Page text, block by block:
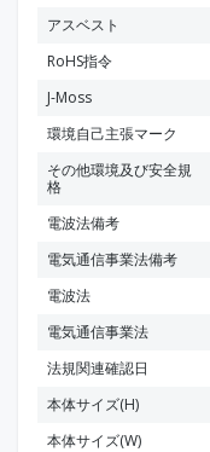
アスベスト
RoHS指令
J-Moss
環境自己主張マーク
その他環境及び安全規
格
電波法備考
電気通信事業法備考
電波法
電気通信事業法
法規関連確認日
本体サイズ(H)
本体サイズ(W)